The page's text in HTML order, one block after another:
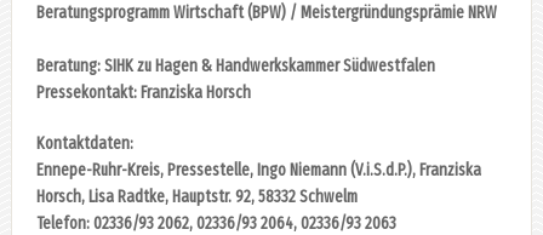
Beratungsprogramm Wirtschaft (BPW) / Meistergründungsprämie NRW
Beratung: SIHK zu Hagen & Handwerkskammer Südwestfalen
Pressekontakt: Franziska Horsch
Kontaktdaten:
Ennepe-Ruhr-Kreis, Pressestelle, Ingo Niemann (V.i.S.d.P.), Franziska
Horsch, Lisa Radtke, Hauptstr. 92, 58332 Schwelm
Telefon: 02336/93 2062, 02336/93 2064, 02336/93 2063